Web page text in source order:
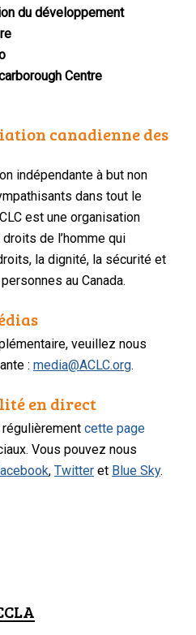
du développement
Centre
canadienne des
indépendante à but non
dans tout le
est une organisation
de l’homme qui
la dignité, la sécurité et
au Canada.
veuillez nous
:media@ACLC.org.
en direct
régulièrementcette page
Vous pouvez nous
,Twitter et Blue Sky.